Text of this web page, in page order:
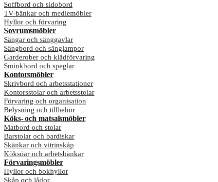
Soffbord och sidobord
TV-bänkar och mediemöbler
Hyllor och förvaring
Sovrumsmöbler
Sängar och sänggavlar
Sängbord och sänglampor
Garderober och klädförvaring
Sminkbord och speglar
Kontorsmöbler
Skrivbord och arbetsstationer
Kontorsstolar och arbetsstolar
Förvaring och organisation
Belysning och tillbehör
Köks- och matsalsmöbler
Matbord och stolar
Barstolar och bardiskar
Skänkar och vitrinskåp
Köksöar och arbetsbänkar
Förvaringsmöbler
Hyllor och bokhyllor
Skåp och lådor